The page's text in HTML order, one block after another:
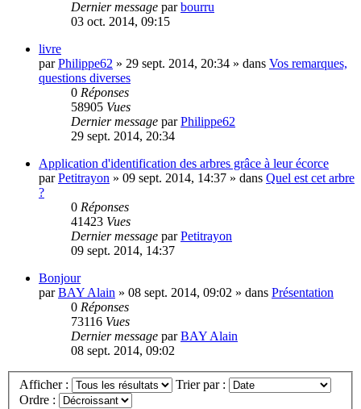
Dernier message parbourru
03 oct. 2014, 09:15
livre
parPhilippe62 » 29 sept. 2014, 20:34 » dans Vos remarques,
questions diverses
0 Réponses
58905 Vues
Dernier message parPhilippe62
29 sept. 2014, 20:34
Application d'identification des arbres grâce à leur écorce
parPetitrayon » 09 sept. 2014, 14:37 » dans Quel est cet arbre
?
0 Réponses
41423 Vues
Dernier message parPetitrayon
09 sept. 2014, 14:37
Bonjour
parBAY Alain » 08 sept. 2014, 09:02 » dans Présentation
0 Réponses
73116 Vues
Dernier message parBAY Alain
08 sept. 2014, 09:02
Afficher :
Trier par :
Ordre :